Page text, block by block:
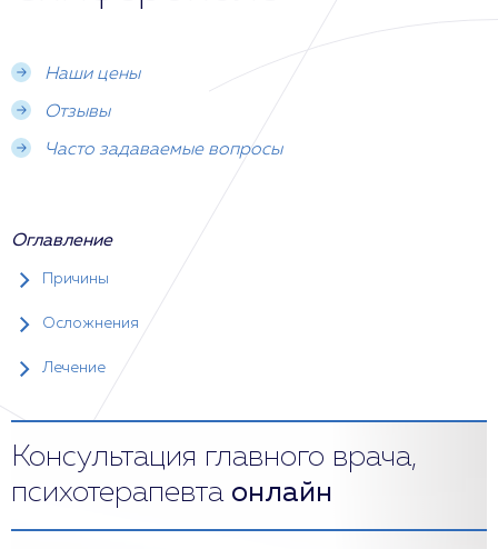
Наши цены
Отзывы
Часто задаваемые вопросы
Оглавление
Причины
Осложнения
Лечение
Консультация главного врача,
психотерапевта онлайн